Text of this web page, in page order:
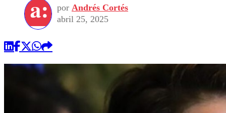
por Andrés Cortés
abril 25, 2025